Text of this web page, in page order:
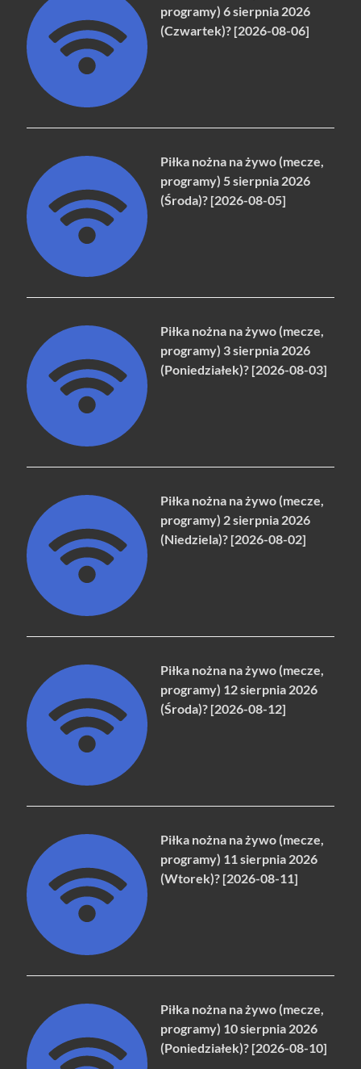
programy) 6 sierpnia 2026
(Czwartek)? [2026-08-06]
Piłka nożna na żywo (mecze,
programy) 5 sierpnia 2026
(Środa)? [2026-08-05]
Piłka nożna na żywo (mecze,
programy) 3 sierpnia 2026
(Poniedziałek)? [2026-08-03]
Piłka nożna na żywo (mecze,
programy) 2 sierpnia 2026
(Niedziela)? [2026-08-02]
Piłka nożna na żywo (mecze,
programy) 12 sierpnia 2026
(Środa)? [2026-08-12]
Piłka nożna na żywo (mecze,
programy) 11 sierpnia 2026
(Wtorek)? [2026-08-11]
Piłka nożna na żywo (mecze,
programy) 10 sierpnia 2026
(Poniedziałek)? [2026-08-10]